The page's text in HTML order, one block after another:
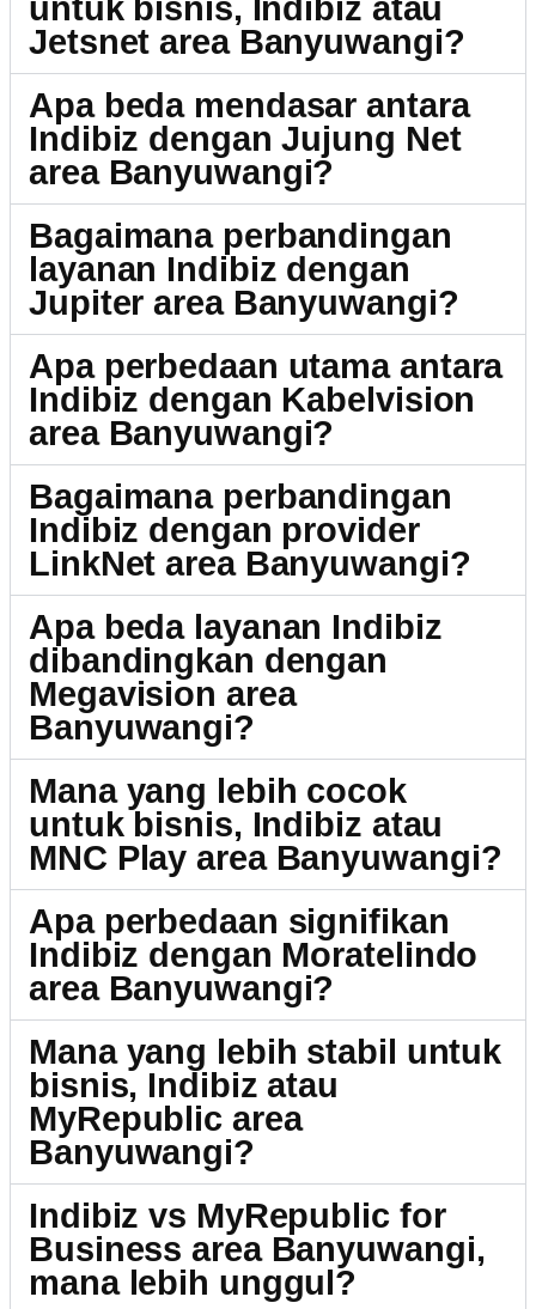
untuk bisnis, Indibiz atau
Jetsnet area Banyuwangi?
Apa beda mendasar antara
Indibiz dengan Jujung Net
area Banyuwangi?
Bagaimana perbandingan
layanan Indibiz dengan
Jupiter area Banyuwangi?
Apa perbedaan utama antara
Indibiz dengan Kabelvision
area Banyuwangi?
Bagaimana perbandingan
Indibiz dengan provider
LinkNet area Banyuwangi?
Apa beda layanan Indibiz
dibandingkan dengan
Megavision area
Banyuwangi?
Mana yang lebih cocok
untuk bisnis, Indibiz atau
MNC Play area Banyuwangi?
Apa perbedaan signifikan
Indibiz dengan Moratelindo
area Banyuwangi?
Mana yang lebih stabil untuk
bisnis, Indibiz atau
MyRepublic area
Banyuwangi?
Indibiz vs MyRepublic for
Business area Banyuwangi,
mana lebih unggul?